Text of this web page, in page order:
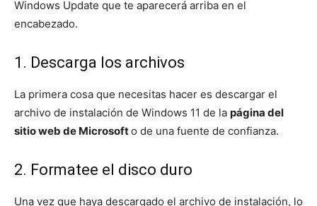
Windows Update que te aparecerá arriba en el
encabezado.
1. Descarga los archivos
La primera cosa que necesitas hacer es descargar el
archivo de instalación de Windows 11 de la página del
sitio web de Microsofto de una fuente de confianza.
2. Formatee el disco duro
Una vez que haya descargado el archivo de instalación, lo